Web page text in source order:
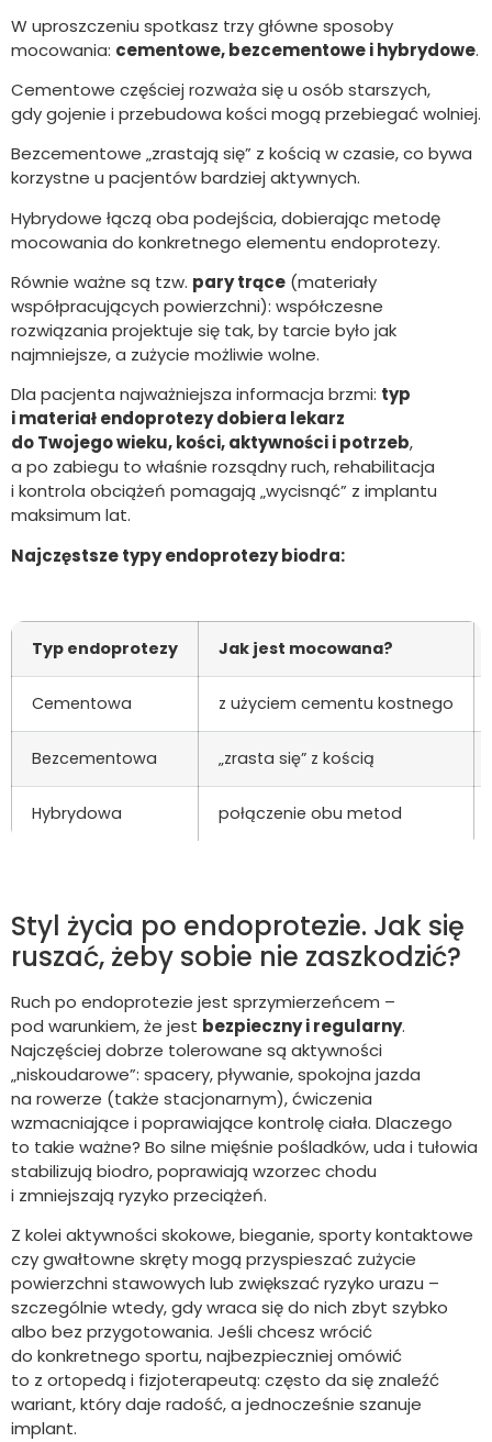
W uproszczeniu spotkasz trzy główne sposoby
mocowania: cementowe, bezcementowe i hybrydowe.
Cementowe częściej rozważa się u osób starszych,
gdy gojenie i przebudowa kości mogą przebiegać wolniej.
Bezcementowe „zrastają się” z kością w czasie, co bywa
korzystne u pacjentów bardziej aktywnych.
Hybrydowe łączą oba podejścia, dobierając metodę
mocowania do konkretnego elementu endoprotezy.
Równie ważne są tzw. pary trące (materiały
współpracujących powierzchni): współczesne
rozwiązania projektuje się tak, by tarcie było jak
najmniejsze, a zużycie możliwie wolne.
Dla pacjenta najważniejsza informacja brzmi: typ
i materiał endoprotezy dobiera lekarz
do Twojego wieku, kości, aktywności i potrzeb,
a po zabiegu to właśnie rozsądny ruch, rehabilitacja
i kontrola obciążeń pomagają „wycisnąć” z implantu
maksimum lat.
Najczęstsze typy endoprotezy biodra:
Typ endoprotezy Jak jest mocowana?
Cementowa z użyciem cementu kostnego
Bezcementowa „zrasta się” z kością
Hybrydowa połączenie obu metod
Styl życia po endoprotezie. Jak się
ruszać, żeby sobie nie zaszkodzić?
Ruch po endoprotezie jest sprzymierzeńcem –
pod warunkiem, że jest bezpieczny i regularny.
Najczęściej dobrze tolerowane są aktywności
„niskoudarowe”: spacery, pływanie, spokojna jazda
na rowerze (także stacjonarnym), ćwiczenia
wzmacniające i poprawiające kontrolę ciała. Dlaczego
to takie ważne? Bo silne mięśnie pośladków, uda i tułowia
stabilizują biodro, poprawiają wzorzec chodu
i zmniejszają ryzyko przeciążeń.
Z kolei aktywności skokowe, bieganie, sporty kontaktowe
czy gwałtowne skręty mogą przyspieszać zużycie
powierzchni stawowych lub zwiększać ryzyko urazu –
szczególnie wtedy, gdy wraca się do nich zbyt szybko
albo bez przygotowania. Jeśli chcesz wrócić
do konkretnego sportu, najbezpieczniej omówić
to z ortopedą i fizjoterapeutą: często da się znaleźć
wariant, który daje radość, a jednocześnie szanuje
implant.